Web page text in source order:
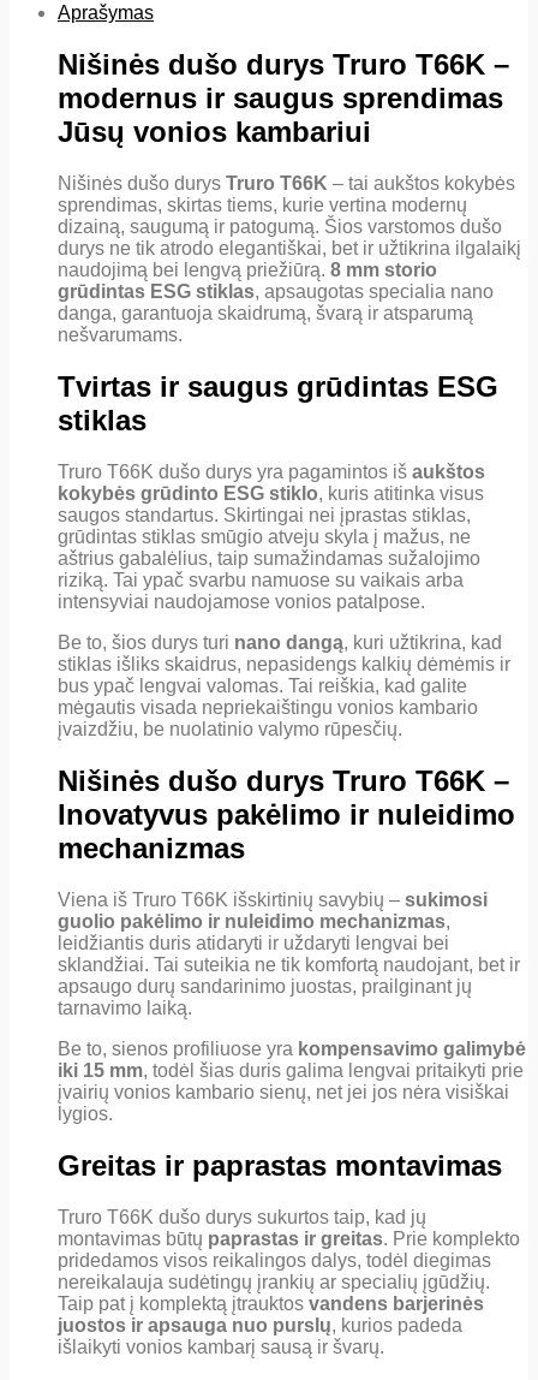
Aprašymas
Nišinės dušo durys Truro T66K –
modernus ir saugus sprendimas
Jūsų vonios kambariui
Nišinės dušo durys Truro T66K – tai aukštos kokybės
sprendimas, skirtas tiems, kurie vertina modernų
dizainą, saugumą ir patogumą. Šios varstomos dušo
durys ne tik atrodo elegantiškai, bet ir užtikrina ilgalaikį
naudojimą bei lengvą priežiūrą. 8 mm storio
grūdintas ESG stiklas, apsaugotas specialia nano
danga, garantuoja skaidrumą, švarą ir atsparumą
nešvarumams.
Tvirtas ir saugus grūdintas ESG
stiklas
Truro T66K dušo durys yra pagamintos iš aukštos
kokybės grūdinto ESG stiklo, kuris atitinka visus
saugos standartus. Skirtingai nei įprastas stiklas,
grūdintas stiklas smūgio atveju skyla į mažus, ne
aštrius gabalėlius, taip sumažindamas sužalojimo
riziką. Tai ypač svarbu namuose su vaikais arba
intensyviai naudojamose vonios patalpose.
Be to, šios durys turi nano dangą, kuri užtikrina, kad
stiklas išliks skaidrus, nepasidengs kalkių dėmėmis ir
bus ypač lengvai valomas. Tai reiškia, kad galite
mėgautis visada nepriekaištingu vonios kambario
įvaizdžiu, be nuolatinio valymo rūpesčių.
Nišinės dušo durys Truro T66K –
Inovatyvus pakėlimo ir nuleidimo
mechanizmas
Viena iš Truro T66K išskirtinių savybių – sukimosi
guolio pakėlimo ir nuleidimo mechanizmas,
leidžiantis duris atidaryti ir uždaryti lengvai bei
sklandžiai. Tai suteikia ne tik komfortą naudojant, bet ir
apsaugo durų sandarinimo juostas, prailginant jų
tarnavimo laiką.
Be to, sienos profiliuose yra kompensavimo galimybė
iki 15 mm, todėl šias duris galima lengvai pritaikyti prie
įvairių vonios kambario sienų, net jei jos nėra visiškai
lygios.
Greitas ir paprastas montavimas
Truro T66K dušo durys sukurtos taip, kad jų
montavimas būtų paprastas ir greitas. Prie komplekto
pridedamos visos reikalingos dalys, todėl diegimas
nereikalauja sudėtingų įrankių ar specialių įgūdžių.
Taip pat į komplektą įtrauktos vandens barjerinės
juostos ir apsauga nuo purslų, kurios padeda
išlaikyti vonios kambarį sausą ir švarų.